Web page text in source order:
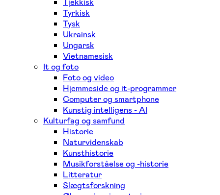
Tyrkisk
Tysk
Ukrainsk
Ungarsk
Vietnamesisk
It og foto
Foto og video
Hjemmeside og it-programmer
Computer og smartphone
Kunstig intelligens - AI
Kulturfag og samfund
Historie
Naturvidenskab
Kunsthistorie
Musikforståelse og -historie
Litteratur
Slægtsforskning